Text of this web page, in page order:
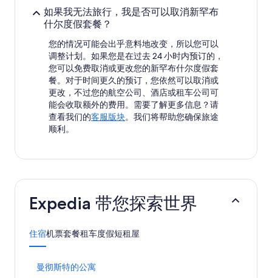
如果我无法旅行，我是否可以取消新罕布
什尔度假套餐？
您的情况可能会出乎意料地改变，所以您可以
调整计划。如果您是在过去 24 小时内预订的，
您可以免费取消或更改您的新罕布什尔度假套
餐。对于时间更久的预订，您依然可以取消或
更改，不过您的航空公司、酒店或租车公司可
能会收取额外的费用。需要了解更多信息？请
查看我们的客服版块。我们将帮助您确保旅途
顺利。
Expedia 带您探索世界
住宿机票套餐租车度假短租屋
曼彻斯特的公寓
打